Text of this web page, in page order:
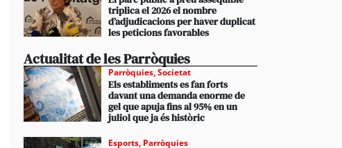
triplica el 2026 el nombre
d’adjudicacions per haver duplicat
les peticions favorables
Actualitat de les Parròquies
Parròquies,Societat
Els establiments es fan forts
davant una demanda enorme de
gel que apuja fins al 95% en un
juliol que ja és històric
Esports, Parròquies